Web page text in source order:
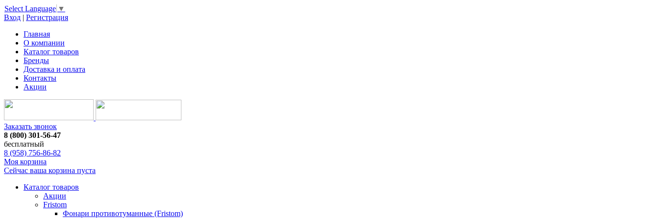
Select Language ▼
Вход | Регистрация
Главная
О компании
Каталог товаров
Бренды
Доставка и оплата
Контакты
Акции
Заказать звонок
8 (800) 301-56-47
бесплатный
8 (958) 756-86-82
Моя корзина
Сейчас ваша корзина пуста
Каталог товаров
Акции
Fristom
Фонари противотуманные (Fristom)